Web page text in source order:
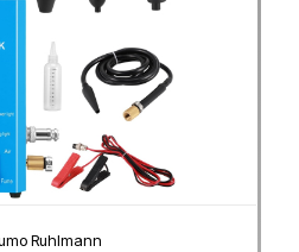
Ruhlmann